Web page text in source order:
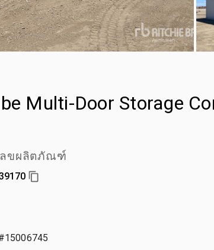
Multi-Door Storage
ลขผลิตภัณฑ์